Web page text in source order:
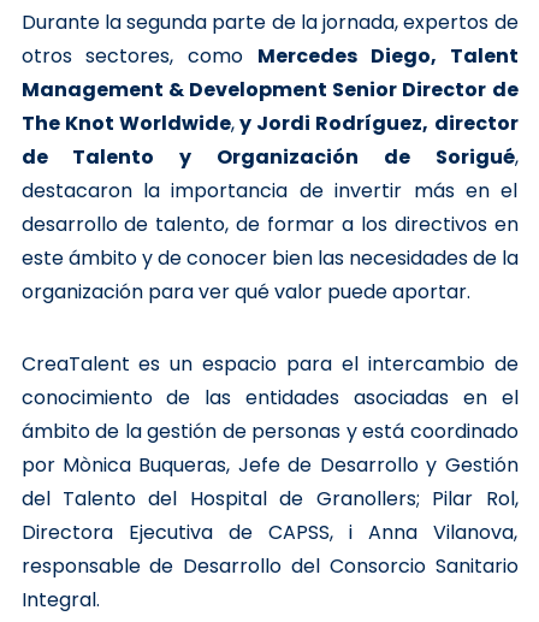
Durante la segunda parte de la jornada, expertos de
otros sectores, como Mercedes Diego, Talent
Management & Development Senior Director de
The Knot Worldwide,y Jordi Rodríguez, director
de Talento y Organización de Sorigué,
destacaron la importancia de invertir más en el
desarrollo de talento, de formar a los directivos en
este ámbito y de conocer bien las necesidades de la
organización para ver qué valor puede aportar.
CreaTalent es un espacio para el intercambio de
conocimiento de las entidades asociadas en el
ámbito de la gestión de personas y está coordinado
por Mònica Buqueras, Jefe de Desarrollo y Gestión
del Talento del Hospital de Granollers; Pilar Rol,
Directora Ejecutiva de CAPSS, i Anna Vilanova,
responsable de Desarrollo del Consorcio Sanitario
Integral.